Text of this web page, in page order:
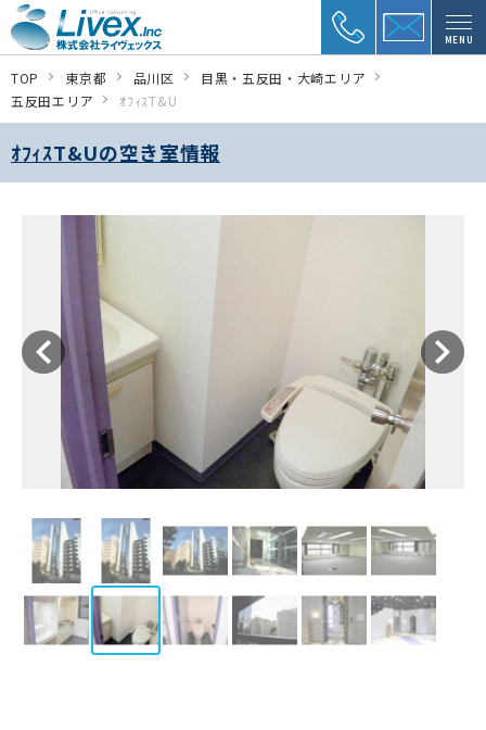
MENU
TOP 東京都 品川区
目黒・五反田・大崎エリア
五反田エリア
ｵﾌｨｽT&U
ｵﾌｨｽT&Uの空き室情報